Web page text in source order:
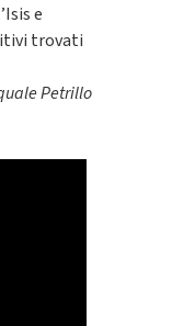
e
trovati
Petrillo